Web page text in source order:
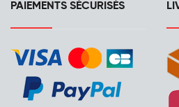
PAIEMENTS SÉCURISÉS